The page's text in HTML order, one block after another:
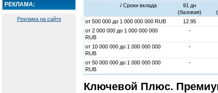
РЕКЛАМА:
Реклама на сайте
/ Cроки вклада
91 дн
(базовая)
от 500 000 до 1 000 000 000 RUB
12.95
от 2 000 000 до 1 000 000 000
RUB
-
от 10 000 000 до 1 000 000 000
RUB
-
от 50 000 000 до 1 000 000 000
RUB
-
Ключевой Плюс.